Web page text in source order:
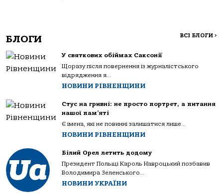
БЛОГИ ВСІ БЛОГИ >
У святкових обіймах Саксонії
Щоразу після повернення із журналістського
відрядження я...
НОВИНИ РІВНЕНЩИНИ
Стус на гривні: не просто портрет, а питання
нашої пам’яті
Є імена, які не повинні залишатися лише...
НОВИНИ РІВНЕНЩИНИ
Білий Орел летить додому
Президент Польщі Кароль Навроцький позбавив
Володимира Зеленського...
НОВИНИ УКРАЇНИ